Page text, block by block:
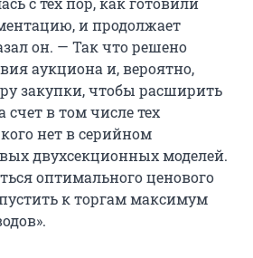
и продолжает
он. — Так что решено
аукциона и, вероятно,
закупки, чтобы расширить
счет в том числе тех
нет в серийном
двухсекционных моделей.
оптимального ценового
к торгам максимум